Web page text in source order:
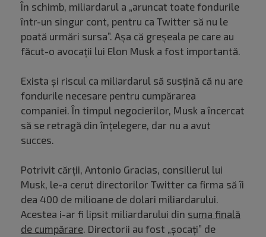
În schimb, miliardarul a „aruncat toate fondurile
într-un singur cont, pentru ca Twitter să nu le
poată urmări sursa”. Așa că greșeala pe care au
făcut-o avocații lui Elon Musk a fost importantă.
Exista și riscul ca miliardarul să susțină că nu are
fondurile necesare pentru cumpărarea
companiei. În timpul negocierilor, Musk a încercat
să se retragă din înțelegere, dar nu a avut
succes.
Potrivit cărții, Antonio Gracias, consilierul lui
Musk, le-a cerut directorilor Twitter ca firma să îi
dea 400 de milioane de dolari miliardarului.
Acestea i-ar fi lipsit miliardarului din suma finală
de cumpărare. Directorii au fost „șocați” de